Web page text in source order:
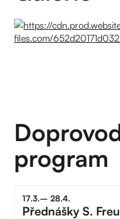
program
17.3.–⁠ 28.4.
Přednášky S.